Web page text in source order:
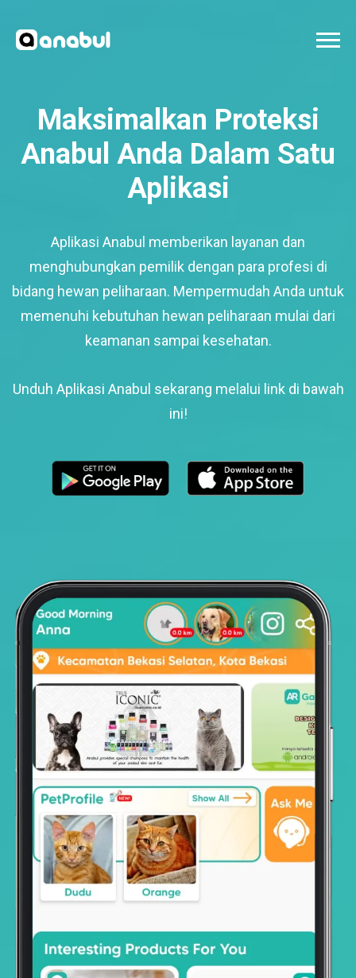
Maksimalkan Proteksi
Anabul Anda Dalam Satu
Aplikasi
Aplikasi Anabul memberikan layanan dan
menghubungkan pemilik dengan para profesi di
bidang hewan peliharaan. Mempermudah Anda untuk
memenuhi kebutuhan hewan peliharaan mulai dari
keamanan sampai kesehatan.
Unduh Aplikasi Anabul sekarang melalui link di bawah
ini!